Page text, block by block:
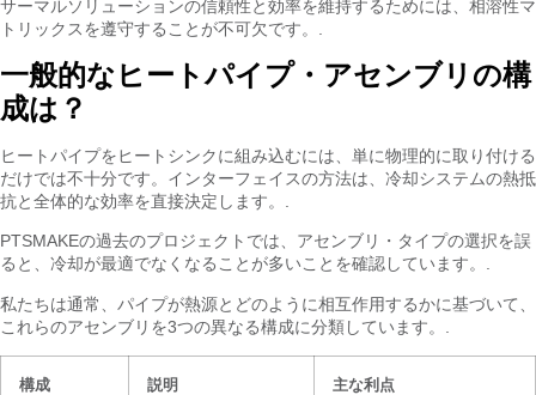
サーマルソリューションの信頼性と効率を維持するためには、相溶性マ
トリックスを遵守することが不可欠です。.
一般的なヒートパイプ・アセンブリの構
成は？
ヒートパイプをヒートシンクに組み込むには、単に物理的に取り付ける
だけでは不十分です。インターフェイスの方法は、冷却システムの熱抵
抗と全体的な効率を直接決定します。.
PTSMAKEの過去のプロジェクトでは、アセンブリ・タイプの選択を誤
ると、冷却が最適でなくなることが多いことを確認しています。.
私たちは通常、パイプが熱源とどのように相互作用するかに基づいて、
これらのアセンブリを3つの異なる構成に分類しています。.
構成 説明 主な利点